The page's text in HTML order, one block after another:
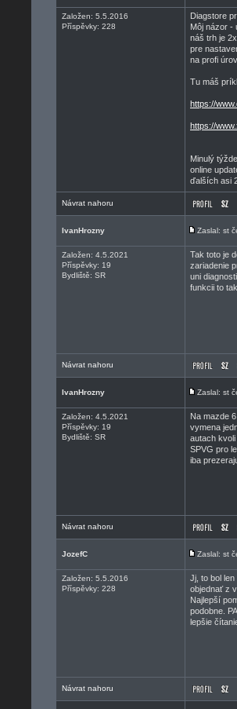
Založen: 5.5.2016
Příspěvky: 228
Diagstore
Môj názor -
náš trh je
pre
na profi
Tu máš
https://
https://
Minulý
online
ďalších asi
Návrat nahoru
IvanHrozny Zaslal: st
Založen: 4.5.2021
Příspěvky: 19
Bydliště: SR
Tak toto je
zariadenie
uni
funkcii to
Návrat nahoru
IvanHrozny Zaslal: st
Založen: 4.5.2021
Příspěvky: 19
Bydliště: SR
Na mazde
vymena
autach
SPVG pro
iba
Návrat nahoru
JozefC Zaslal: st
Založen: 5.5.2016
Příspěvky: 228
Jj, to bol
objednať z
Najlepší
podobne.
lepšie
Návrat nahoru